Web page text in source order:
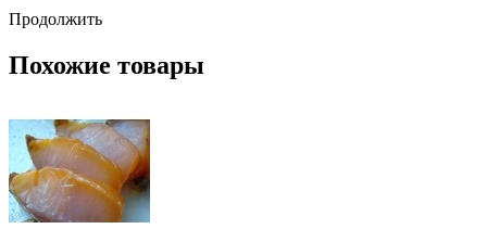
Продолжить
Похожие товары